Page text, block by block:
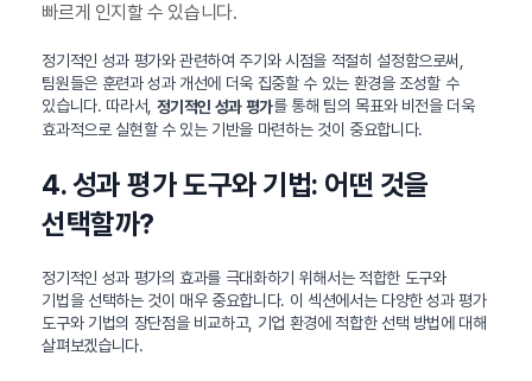
빠르게 인지할 수 있습니다.
정기적인 성과 평가와 관련하여 주기와 시점을 적절히 설정함으로써,
팀원들은 훈련과 성과 개선에 더욱 집중할 수 있는 환경을 조성할 수
있습니다. 따라서, 정기적인 성과 평가를 통해 팀의 목표와 비전을 더욱
효과적으로 실현할 수 있는 기반을 마련하는 것이 중요합니다.
4. 성과 평가 도구와 기법: 어떤 것을
선택할까?
정기적인 성과 평가의 효과를 극대화하기 위해서는 적합한 도구와
기법을 선택하는 것이 매우 중요합니다. 이 섹션에서는 다양한 성과 평가
도구와 기법의 장단점을 비교하고, 기업 환경에 적합한 선택 방법에 대해
살펴보겠습니다.